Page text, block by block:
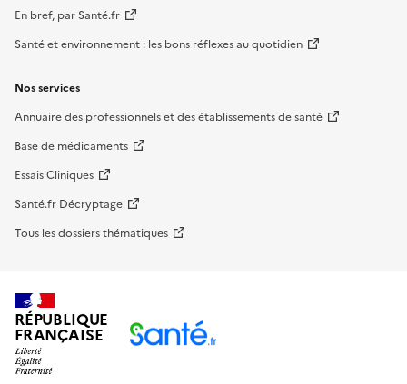
En bref, par Santé.fr
Santé et environnement : les bons réflexes au quotidien
Nos services
Annuaire des professionnels et des établissements de santé
Base de médicaments
Essais Cliniques
Santé.fr Décryptage
Tous les dossiers thématiques
RÉPUBLIQUE
FRANÇAISE